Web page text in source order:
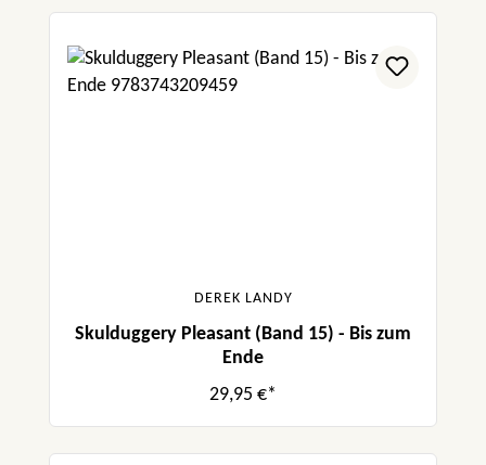
DEREK LANDY
Skulduggery Pleasant (Band 15) - Bis zum
Ende
29,95 €*